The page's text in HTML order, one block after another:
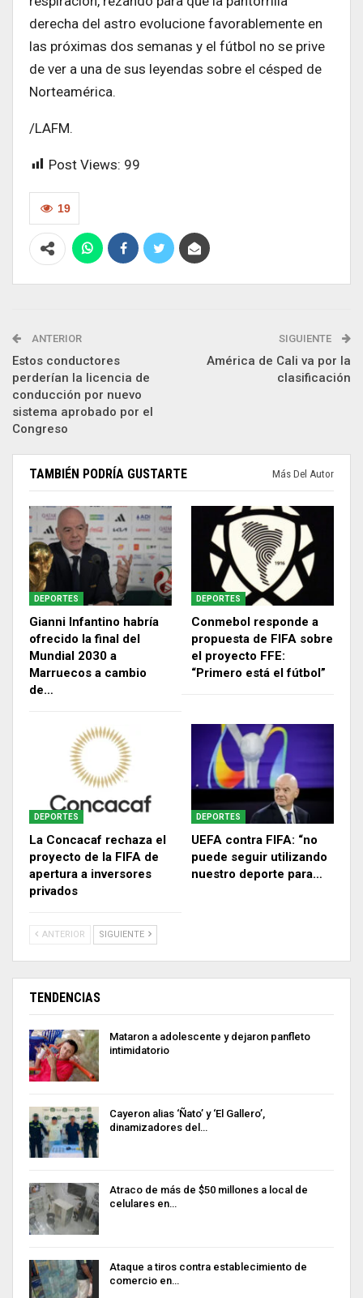
derecha del astro evolucione favorablemente en
las próximas dos semanas y el fútbol no se prive
de ver a una de sus leyendas sobre el césped de
Norteamérica.
/LAFM.
Post Views: 99
19
ANTERIOR
Estos conductores
perderían la licencia de
conducción por nuevo
sistema aprobado por el
Congreso
SIGUIENTE
América de Cali va por la
clasificación
TAMBIÉN PODRÍA GUSTARTE Más Del Autor
DEPORTES
Gianni Infantino habría
ofrecido la final del
Mundial 2030 a
Marruecos a cambio
de…
DEPORTES
Conmebol responde a
propuesta de FIFA sobre
el proyecto FFE:
“Primero está el fútbol”
DEPORTES
La Concacaf rechaza el
proyecto de la FIFA de
apertura a inversores
privados
DEPORTES
UEFA contra FIFA: “no
puede seguir utilizando
nuestro deporte para…
ANTERIOR SIGUIENTE
TENDENCIAS
Mataron a adolescente y dejaron panfleto
intimidatorio
Cayeron alias ‘Ñato’ y ‘El Gallero’,
dinamizadores del…
Atraco de más de $50 millones a local de
celulares en…
Ataque a tiros contra establecimiento de
comercio en…